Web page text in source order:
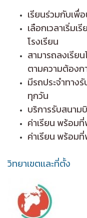
เรียนร่วมกับเพื่
เลือกเวลาเริ่ม
โรงเรียน
สามารถลงเรีย
ตามความต้องก
มีรถประจำทาง
ทุกวัน
บริการรับสนาม
ค่าเรียน พร้อม
ค่าเรียน พร้อม
วิทยาเขตเเละที่ตั้ง